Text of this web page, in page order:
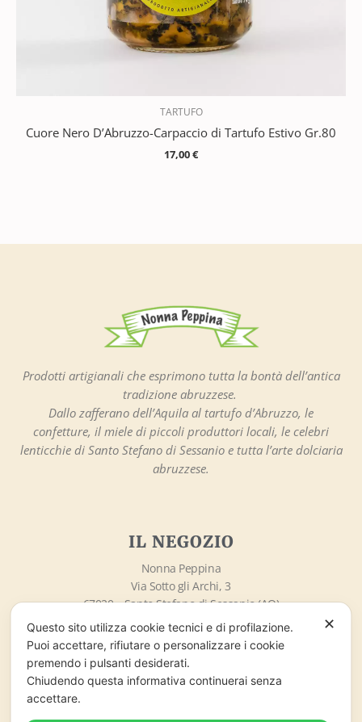
TARTUFO
Cuore Nero D’Abruzzo-Carpaccio di Tartufo Estivo Gr.80
17,00€
Prodotti artigianali che esprimono tutta la bontà dell’antica
tradizione abruzzese.
Dallo zafferano dell’Aquila al tartufo d’Abruzzo, le
confetture, il miele di piccoli produttori locali, le celebri
lenticchie di Santo Stefano di Sessanio e tutta l’arte dolciaria
abruzzese.
IL NEGOZIO
Nonna Peppina
Via Sotto gli Archi, 3
67020 – Santo Stefano di Sessanio (AQ)
info@nonnapeppina.it
Market lo Chalet di Marzaro Antonio
P.Iva 01998380669
✕
Questo sito utilizza cookie tecnici e di profilazione.
Puoi accettare, rifiutare o personalizzare i cookie
premendo i pulsanti desiderati.
Chiudendo questa informativa continuerai senza
accettare.